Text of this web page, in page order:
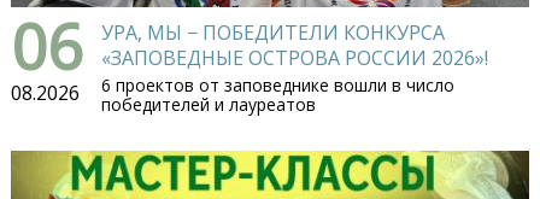
06
08.2026
УРА, МЫ − ПОБЕДИТЕЛИ КОНКУРСА
«ЗАПОВЕДНЫЕ ОСТРОВА РОССИИ 2026»!
6 проектов от заповеднике вошли в число
победителей и лауреатов